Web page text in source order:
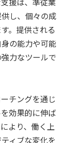
し、個々の成
。提供される
の能力や可能
力なツールで
チングを通じ
効果的に伸ば
より、働く上
ィブな変化を